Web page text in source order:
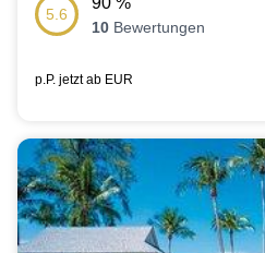
5.6
10 Bewertungen
p.P. jetzt ab EUR